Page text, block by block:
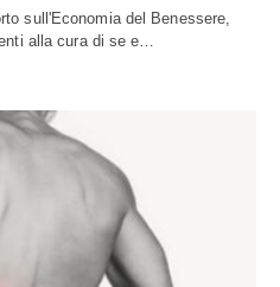
sull'Economia del Benessere,
alla cura di se e…